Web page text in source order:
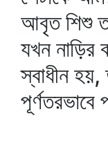
আবৃত শিশু
যখন নাড়ির
স্বাধীন
পূর্ণতরভাবে